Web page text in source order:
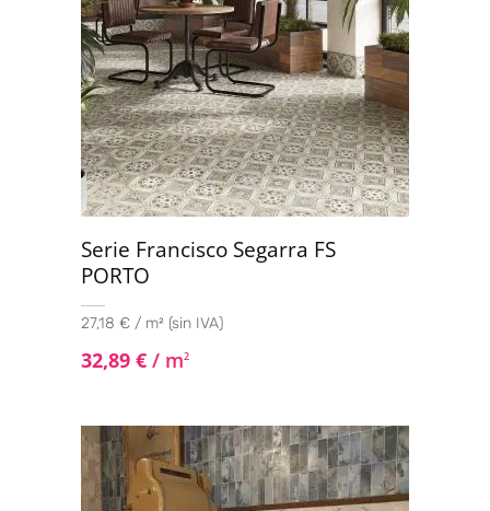
Serie Francisco Segarra FS
PORTO
27,18 € / m² (sin IVA)
32,89 € / m2